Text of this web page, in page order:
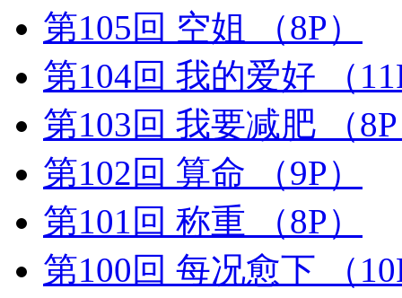
第105回 空姐
（8P）
第104回 我的爱好
（
第103回 我要减肥
（
第102回 算命
（9P）
第101回 称重
（8P）
第100回 每况愈下
（